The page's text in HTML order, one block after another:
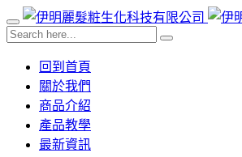
回到首頁
關於我們
商品介紹
產品教學
最新資訊